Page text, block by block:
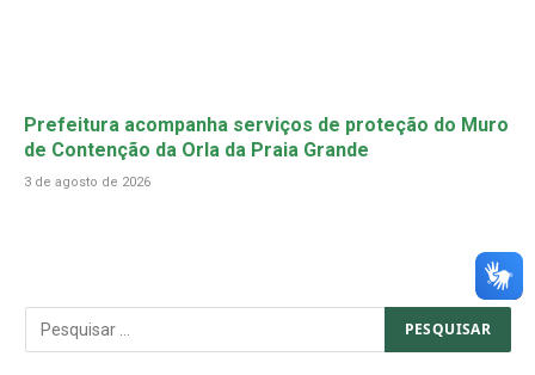
Prefeitura acompanha serviços de proteção do Muro
de Contenção da Orla da Praia Grande
3 de agosto de 2026